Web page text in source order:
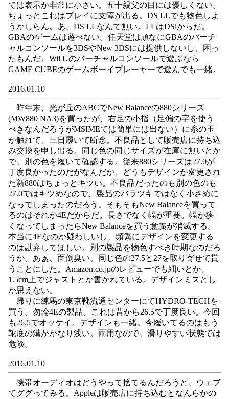
では表示が非常に小さい。五十親父の目には優しくない。
ちょっとこれはプレイに支障が出る。DS LLでも物色しよ
うかしらん。あ、DS LLなんて無い。LLはDSiからだ。
GBAのゲームは遊べない。任天堂は頑なにGBAのバーチ
ャルコンソールを3DSやNew 3DSには提供しないし、困っ
たもんだ。Wii Uのバーチャルコンソールで遊ぶなら
GAME CUBEのゲームボーイプレーヤーで遊んでも一緒。
2016.01.10
昨年末、光が丘のABCでNew Balanceの880シリーズ
(MW880 NA3)を買ったが、右足の小指（足偏の字を使う
べきなんだろうがMSIMEでは簡単には出ない）に糸の玉
が触れて、三日履いて断念。不良品として販売店に持ち込
み交換を申し出る。同じ色の同じサイズが在庫に無いとか
で、別の色を履いて確認する。従来880シリーズは27.0が
丁度良かったのだがなんだか、どうもデザインが変更され
た新880はちょっとキツい。不良品だったのも別の色のも
27.0ではキツめなので、製品のバラツキではなく小さめに
なってしまったのだろう。そもそもNew Balanceを買って
るのはそれが4Eだからだ。長さでなく幅が重要。幅が狭
くなってしまったらNew Balanceを買う意義が消滅する。
本当に4Eなのか疑わしいし、頻繁にデザインを変更する
のは勘弁してほしい。別の製品を物色すべき時期なのだろ
うか。あぁ、面倒臭い。同じ色の27.5と27を取り寄せて貰
うことにした。Amazon.co.jpのレビューでも細いとか、
1.5cm上でジャストとか書かれている。デザインミスとし
か思えない。
帰りに練馬の東京靴流通センターにてHYDRO-TECHを
買う。勿論4Eの製品。これは昔から26.5で丁度良い。今回
も26.5でオッケイ。デザインも一緒。今履いてるのはもう
靴底の溝がかなり浅い。雨用なので、滑りやすい状態では
危険。
2016.01.10
携帯オーディオはどうやって捨てるんだろうと、ウェブ
でググってみる。Appleは販売店に持ち込むとなんらかの